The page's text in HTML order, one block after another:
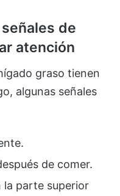
de
atención
graso tienen
algunas señales
de comer.
la parte superior